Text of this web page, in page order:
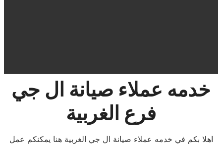
خدمه عملاء صيانة ال جي
فرع الغربية
اهلا بكم في خدمه عملاء صيانة ال جي الغربية هنا يمكنكم عمل